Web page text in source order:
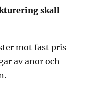
skall
mot fast pris
av anor och